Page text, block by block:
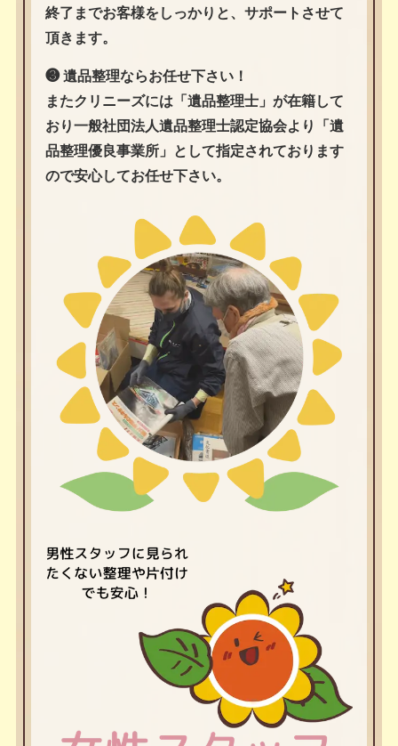
終了までお客様をしっかりと、サポートさせて
頂きます。
❸ 遺品整理ならお任せ下さい！
またクリニーズには「遺品整理士」が在籍して
おり一般社団法人遺品整理士認定協会より「遺
品整理優良事業所」として指定されております
ので安心してお任せ下さい。